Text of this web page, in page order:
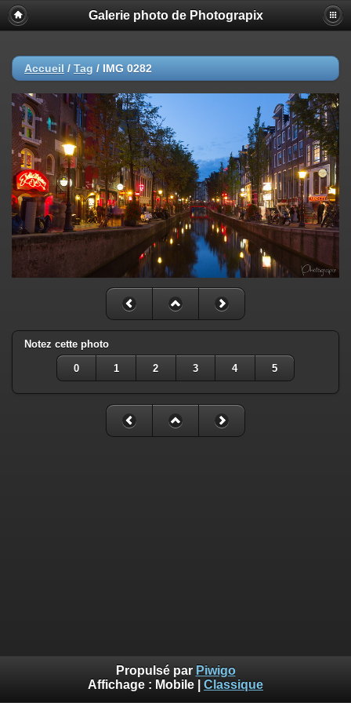
Galerie photo de Photograpix
Accueil / Tag / IMG 0282
Notez cette photo
0 1 2 3 4 5
Propulsé par Piwigo
Affichage : Mobile Classique